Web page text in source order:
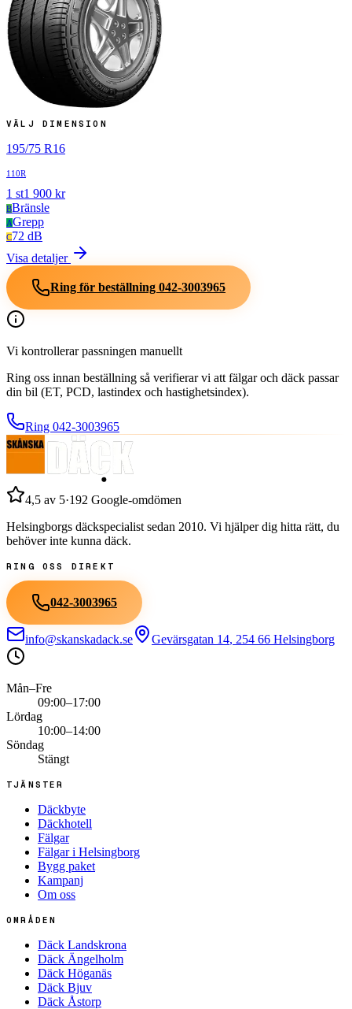
VÄLJ DIMENSION
195/75 R16
110R
1 st1 900 kr
BBränsle
AGrepp
C72 dB
Visa detaljer
Ring för beställning 042-3003965
Vi kontrollerar passningen manuellt
Ring oss innan beställning så verifierar vi att fälgar och däck passar
din bil (ET, PCD, lastindex och hastighetsindex).
Ring 042-3003965
4,5 av 5·192 Google-omdömen
Helsingborgs däckspecialist sedan 2010. Vi hjälper dig hitta rätt, du
behöver inte kunna däck.
RING OSS DIREKT
042-3003965
info@skanskadack.se Gevärsgatan 14, 254 66 Helsingborg
Mån–Fre
09:00–17:00
Lördag
10:00–14:00
Söndag
Stängt
TJÄNSTER
Däckbyte
Däckhotell
Fälgar
Fälgar i Helsingborg
Bygg paket
Kampanj
Om oss
OMRÅDEN
Däck Landskrona
Däck Ängelholm
Däck Höganäs
Däck Bjuv
Däck Åstorp